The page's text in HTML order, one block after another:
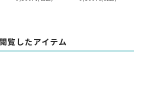
閲覧したアイテム